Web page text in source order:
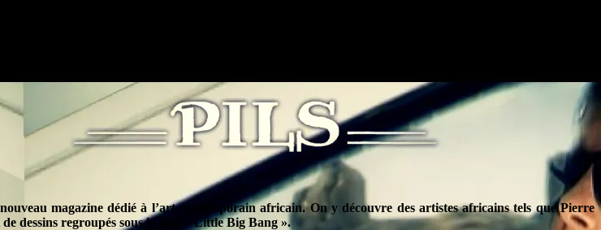
magazine dédié à l’art contemporain africain. On y découvre des artistes africains tels que Pierre
dessins regroupés sous le titre « Little Big Bang ».